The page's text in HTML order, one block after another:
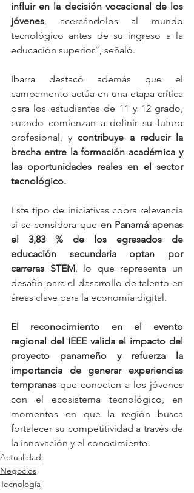
influir en la decisión vocacional de los
jóvenes, acercándolos al mundo
tecnológico antes de su ingreso a la
educación superior”, señaló.
Ibarra destacó además que el
campamento actúa en una etapa crítica
para los estudiantes de 11 y 12 grado,
cuando comienzan a definir su futuro
profesional, y contribuye a reducir la
brecha entre la formación académica y
las oportunidades reales en el sector
tecnológico.
Este tipo de iniciativas cobra relevancia
si se considera que en Panamá apenas
el 3,83 % de los egresados de
educación secundaria optan por
carreras STEM, lo que representa un
desafío para el desarrollo de talento en
áreas clave para la economía digital.
El reconocimiento en el evento
regional del IEEE valida el impacto del
proyecto panameño y refuerza la
importancia de generar experiencias
tempranas que conecten a los jóvenes
con el ecosistema tecnológico, en
momentos en que la región busca
fortalecer su competitividad a través de
la innovación y el conocimiento.
Actualidad
Negocios
Tecnología